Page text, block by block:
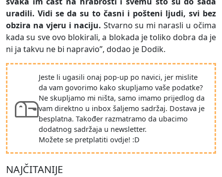
uradili. Vidi se da su to časni i pošteni ljudi, svi bez
obzira na vjeru i naciju. Stvarno su mi narasli u očima
kada su sve ovo blokirali, a blokada je toliko dobra da je
ni ja takvu ne bi napravio”, dodao je Dodik.
Jeste li ugasili onaj pop-up po navici, jer mislite
da vam govorimo kako skupljamo vaše podatke?
Ne skupljamo mi ništa, samo imamo prijedlog da
vam direktno u inbox šaljemo sadržaj. Dostava je
besplatna. Također razmatramo da ubacimo
dodatnog sadržaja u newsletter.
Možete se pretplatiti ovdje! :D
NAJČITANIJE